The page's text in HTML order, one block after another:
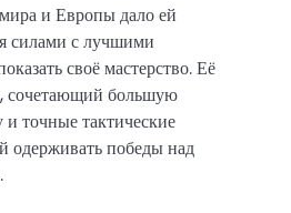
и Европы дало ей
силами с лучшими
своё мастерство. Её
сочетающий большую
и точные тактические
одерживать победы над